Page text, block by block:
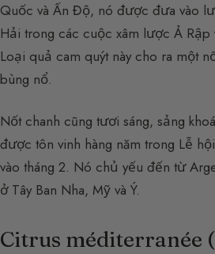
Quốc và Ấn Độ, nó được đưa vào
Hải trong các cuộc xâm lược Ả Rập
Loại quả cam quýt này cho ra một
bùng nổ.
Nốt chanh cũng tươi sáng, sảng
được tôn vinh hàng năm trong Lễ
vào tháng 2. Nó chủ yếu đến từ
ở Tây Ban Nha, Mỹ và Ý.
Citrus méditerranée